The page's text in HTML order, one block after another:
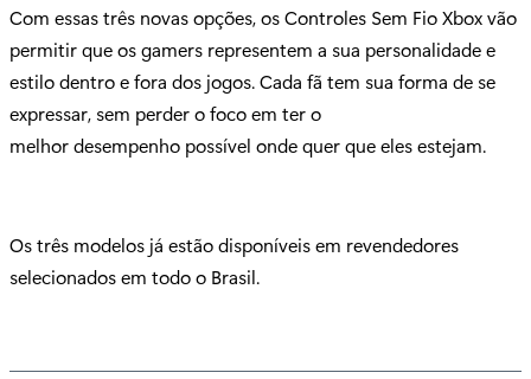
Com essas três novas opções, os Controles Sem Fio Xbox vão
permitir que os gamers representem a sua personalidade e
estilo dentro e fora dos jogos. Cada fã tem sua forma de se
expressar, sem perder o foco em ter o
melhor desempenho possível onde quer que eles estejam.
Os três modelos já estão disponíveis em revendedores
selecionados em todo o Brasil.